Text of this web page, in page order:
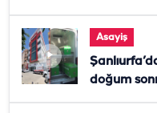
Asayiş
doğum